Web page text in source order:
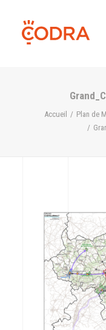
Des valeurs, une
Nos références
CODRA recrute
Contact
Accueil
Plan de